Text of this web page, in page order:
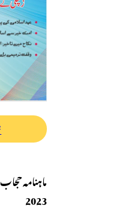
ماہنامہ
2023